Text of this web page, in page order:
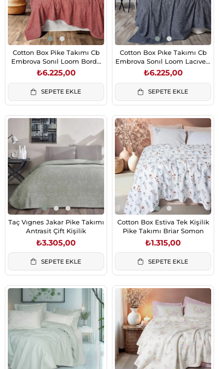
Cotton Box Pike Takımı Cb
Embrova Sonıl Loom Bordo
Çift Kişilik
₺6.225,00
SEPETE EKLE
Cotton Box Pıke Takımı Cb
Embrova Sonıl Loom Lacıvert
C.K. 8680108080993
₺6.225,00
SEPETE EKLE
Taç Vıgnes Jakar Pike Takımı
Antrasit Çift Kişilik
₺3.305,00
SEPETE EKLE
Cotton Box Estiva Tek Kişilik
Pike Takımı Briar Somon
₺1.315,00
SEPETE EKLE